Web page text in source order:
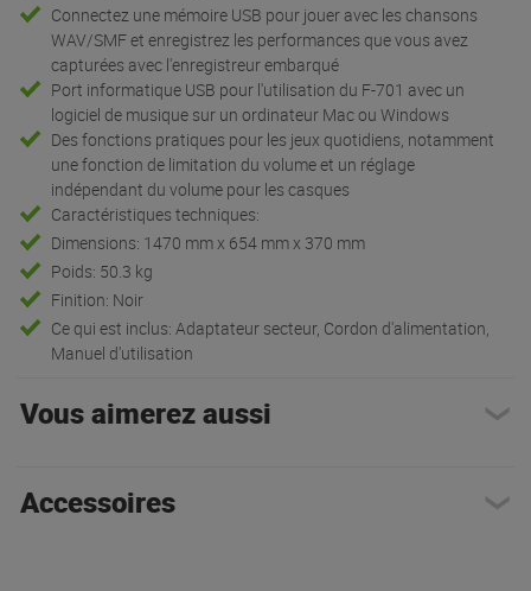
Connectez une mémoire USB pour jouer avec les chansons
WAV/SMF et enregistrez les performances que vous avez
capturées avec l'enregistreur embarqué
Port informatique USB pour l'utilisation du F-701 avec un
logiciel de musique sur un ordinateur Mac ou Windows
Des fonctions pratiques pour les jeux quotidiens, notamment
une fonction de limitation du volume et un réglage
indépendant du volume pour les casques
Caractéristiques techniques:
Dimensions: 1470 mm x 654 mm x 370 mm
Poids: 50.3 kg
Finition: Noir
Ce qui est inclus: Adaptateur secteur, Cordon d'alimentation,
Manuel d'utilisation
Vous aimerez aussi
Accessoires